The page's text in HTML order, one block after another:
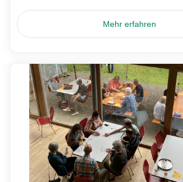
Mehr erfahren